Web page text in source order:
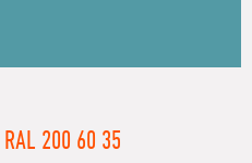
RAL 200 60 35